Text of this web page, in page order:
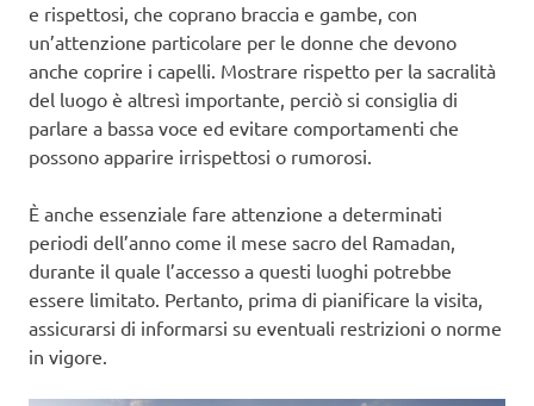
e rispettosi, che coprano braccia e gambe, con
un’attenzione particolare per le donne che devono
anche coprire i capelli. Mostrare rispetto per la sacralità
del luogo è altresì importante, perciò si consiglia di
parlare a bassa voce ed evitare comportamenti che
possono apparire irrispettosi o rumorosi.
È anche essenziale fare attenzione a determinati
periodi dell’anno come il mese sacro del Ramadan,
durante il quale l’accesso a questi luoghi potrebbe
essere limitato. Pertanto, prima di pianificare la visita,
assicurarsi di informarsi su eventuali restrizioni o norme
in vigore.